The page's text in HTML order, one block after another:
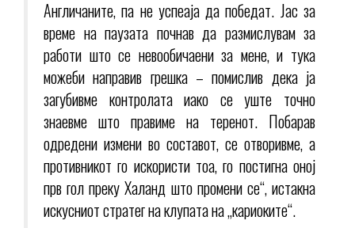
Англичаните, па не успеаја да победат. Јас за
време на паузата почнав да размислувам за
работи што се невообичаени за мене, и тука
можеби направив грешка – помислив дека ја
загубивме контролата иако се уште точно
знаевме што правиме на теренот. Побарав
одредени измени во составот, се отворивме, а
противникот го искористи тоа, го постигна оној
прв гол преку Халанд што промени се“, истакна
искусниот стратег на клупата на „кариоките“.